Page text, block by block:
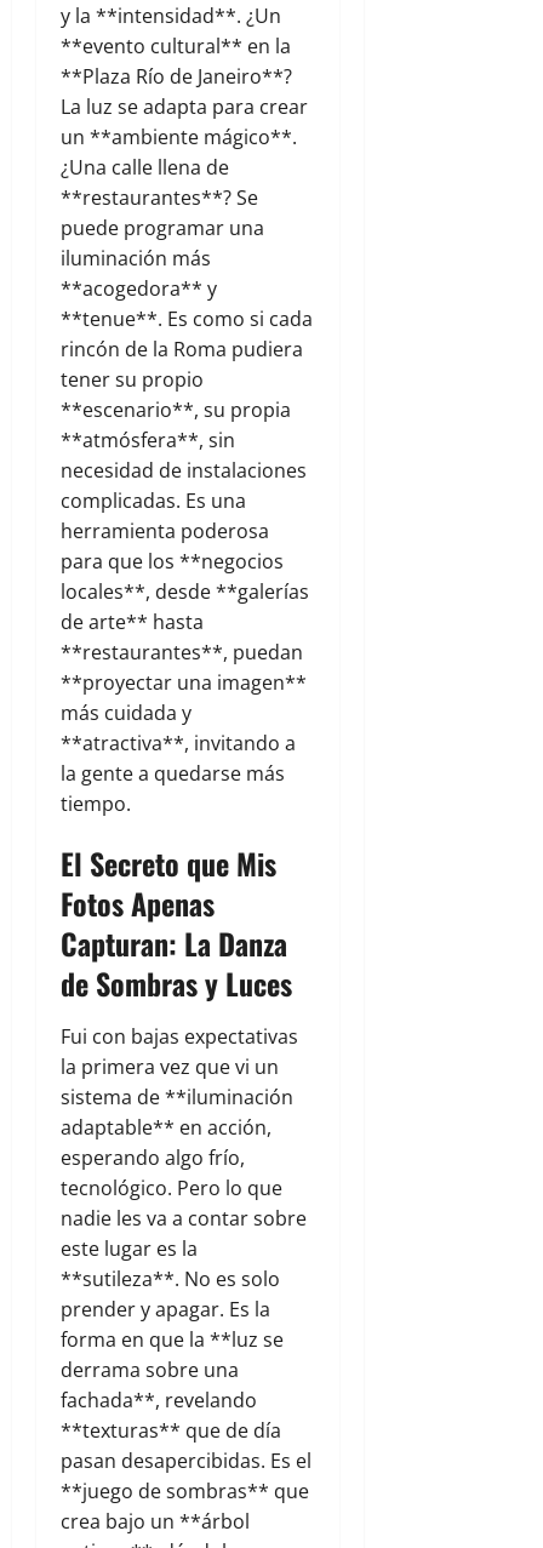
y la **intensidad**. ¿Un
**evento cultural** en la
**Plaza Río de Janeiro**?
La luz se adapta para crear
un **ambiente mágico**.
¿Una calle llena de
**restaurantes**? Se
puede programar una
iluminación más
**acogedora** y
**tenue**. Es como si cada
rincón de la Roma pudiera
tener su propio
**escenario**, su propia
**atmósfera**, sin
necesidad de instalaciones
complicadas. Es una
herramienta poderosa
para que los **negocios
locales**, desde **galerías
de arte** hasta
**restaurantes**, puedan
**proyectar una imagen**
más cuidada y
**atractiva**, invitando a
la gente a quedarse más
tiempo.
El Secreto que Mis
Fotos Apenas
Capturan: La Danza
de Sombras y Luces
Fui con bajas expectativas
la primera vez que vi un
sistema de **iluminación
adaptable** en acción,
esperando algo frío,
tecnológico. Pero lo que
nadie les va a contar sobre
este lugar es la
**sutileza**. No es solo
prender y apagar. Es la
forma en que la **luz se
derrama sobre una
fachada**, revelando
**texturas** que de día
pasan desapercibidas. Es el
**juego de sombras** que
crea bajo un **árbol